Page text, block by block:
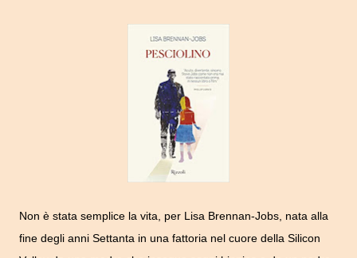
Non è stata semplice la vita, per Lisa Brennan-Jobs, nata alla
fine degli anni Settanta in una fattoria nel cuore della Silicon